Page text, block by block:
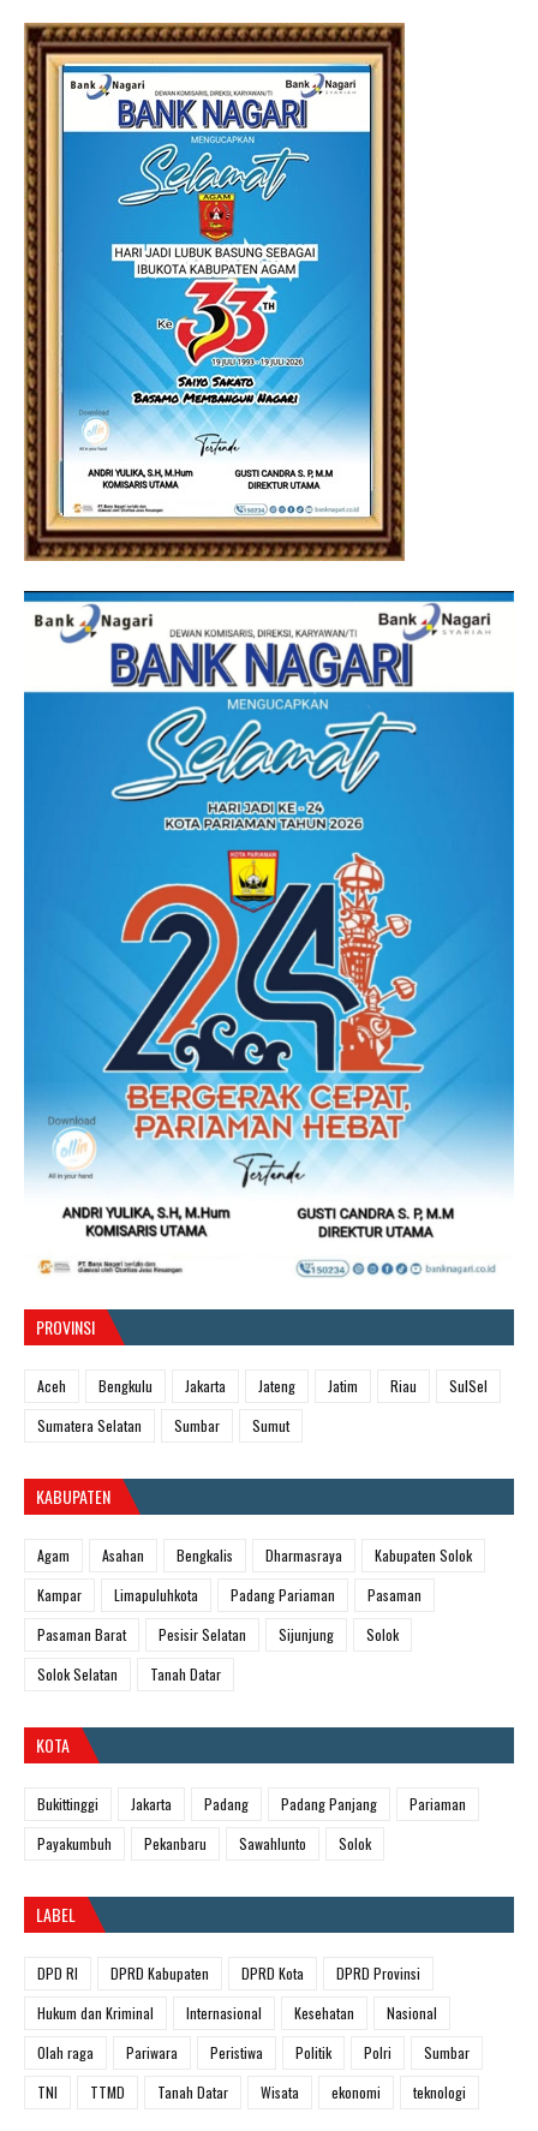
PROVINSI
Aceh Bengkulu Jakarta Jateng Jatim Riau
SulSel
Sumatera Selatan
Sumbar Sumut
KABUPATEN
Agam Asahan Bengkalis Dharmasraya
Kabupaten Solok
Kampar
Limapuluhkota Padang Pariaman
Pasaman
Pasaman Barat
Pesisir Selatan Sijunjung
Solok
Solok Selatan
Tanah Datar
KOTA
Bukittinggi Jakarta Padang Padang Panjang
Pariaman
Payakumbuh
Pekanbaru Sawahlunto Solok
LABEL
DPD RI DPRD Kabupaten DPRD Kota
DPRD Provinsi
Hukum dan Kriminal
Internasional Kesehatan
Nasional
Olah raga
Pariwara Peristiwa Politik Polri
Sumbar
TNI
TTMD Tanah Datar Wisata ekonomi teknologi